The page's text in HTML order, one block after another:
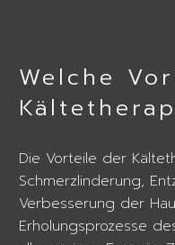
Welche
Die Vorteile der
Schmerzlinderung,
Verbesserung der
Erholungsprozesse